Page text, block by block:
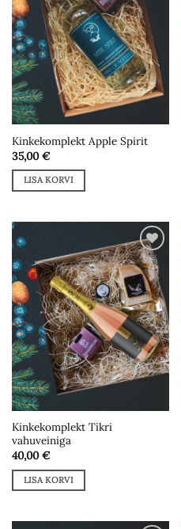
Kinkekomplekt Apple Spirit
35,00€
LISA KORVI
Add to
wishlist
Kinkekomplekt Tikri
vahuveiniga
40,00€
LISA KORVI